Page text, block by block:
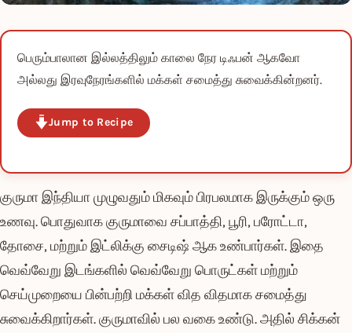
பெரும்பாலான இல்லத்திலும் காலை நேர டிஃபன் ஆகவோ
அல்லது இரவுநேரங்களில் மக்கள் சமைத்து சுவைக்கின்றனர்.
Jump to Recipe
குருமா இந்தியா முழுவதும் மிகவும் பிரபலமாக இருக்கும் ஒரு
உணவு. பொதுவாக குருமாவை சப்பாத்தி, பூரி, பரோட்டா,
தோசை, மற்றும் இட்லிக்கு சைடிஷ் ஆக உண்பார்கள். இதை
வெவ்வேறு இடங்களில் வெவ்வேறு பொருட்கள் மற்றும்
செய்முறையை பின்பற்றி மக்கள் வித விதமாக சமைத்து
சுவைக்கிறார்கள். குருமாவில் பல வகை உண்டு. அதில் சிக்கன்